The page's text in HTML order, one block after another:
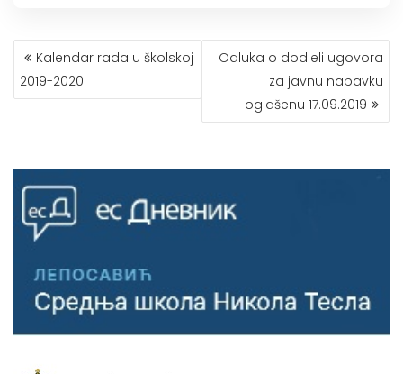
КРЕТАЊЕ
ЧЛАНКА
Kalendar rada u školskoj
2019-2020
Odluka o dodleli ugovora
za javnu nabavku
oglašenu 17.09.2019